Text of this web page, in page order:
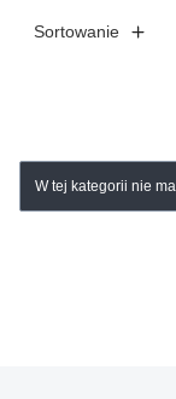
Sortowanie
Lista
W tej kategorii nie